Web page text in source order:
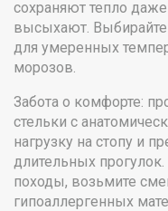
сохраняют тепло
высыхают.
для умеренных
морозов.
Забота о комфорте:
стельки с
нагрузку на стопу и
длительных
походы, возьмите
гипоаллергенных